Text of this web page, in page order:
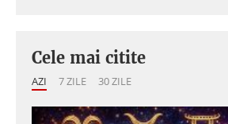
Cele mai citite
AZI 7 ZILE 30 ZILE